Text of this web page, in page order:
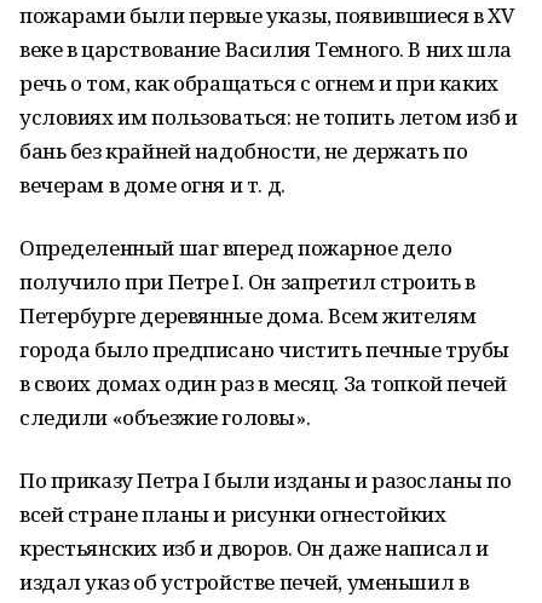
пожарами были первые указы, появившиеся в XV
веке в царствование Василия Темного. В них шла
речь о том, как обращаться с огнем и при каких
условиях им пользоваться: не топить летом изб и
бань без крайней надобности, не держать по
вечерам в доме огня и т. д.
Определенный шаг вперед пожарное дело
получило при Петре I. Он запретил строить в
Петербурге деревянные дома. Всем жителям
города было предписано чистить печные трубы
в своих домах один раз в месяц. За топкой печей
следили «объезжие головы».
По приказу Петра I были изданы и разосланы по
всей стране планы и рисунки огнестойких
крестьянских изб и дворов. Он даже написал и
издал указ об устройстве печей, уменьшил в